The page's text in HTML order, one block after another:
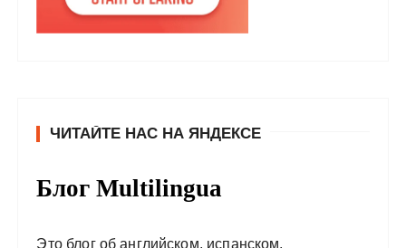
ЧИТАЙТЕ НАС НА ЯНДЕКСЕ
Блог Multilingua
Это блог об английском, испанском,